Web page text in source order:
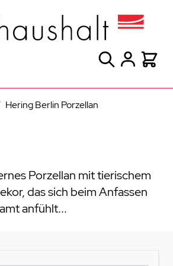
Suche
Hering Berlin Porzellan
Porzellan mit tierischem
das sich beim Anfassen
anfühlt...